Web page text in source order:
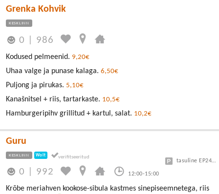
Grenka Kohvik
KESKLINN
0 986
Kodused pelmeenid. 9,20€
Uhaa valge ja punase kalaga. 6,50€
Puljong ja pirukas. 5,10€
Kanašnitsel + riis, tartarkaste. 10,5€
Hamburgeripihv grillitud + kartul, salat. 10,2€
Guru
KESKLINN Wolt
0 992 12:00-15:00
tasuline EP24 või Vanalinn
Krõbe meriahven kookose-sibula kastmes sinepiseemnetega, riis